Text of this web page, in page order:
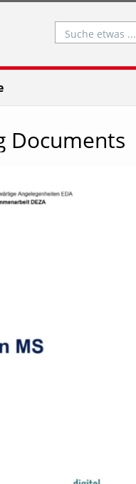
Suche etwas ...
Documents